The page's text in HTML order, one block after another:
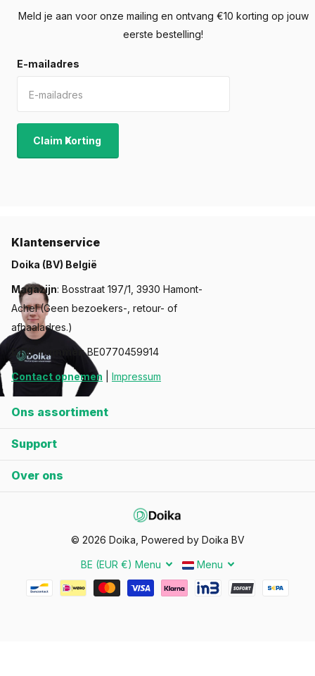
Meld je aan voor onze mailing en ontvang €10 korting op jouw
eerste bestelling!
E-mailadres
Claim Korting
Ons assortiment
Support
Over ons
Klantenservice
Doika (BV) België
Magazijn: Bosstraat 197/1, 3930 Hamont-
Achel (Geen bezoekers-, retour- of
afhaaladres.)
BTW-nummer: BE0770459914
Contact opnemen Impressum
© 2026 Doika, Powered by Doika BV
BE (EUR €) Menu Menu